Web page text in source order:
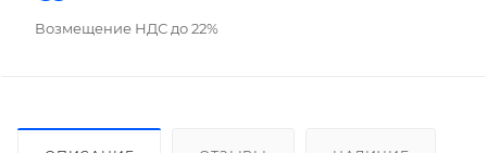
Возмещение НДС до 22%